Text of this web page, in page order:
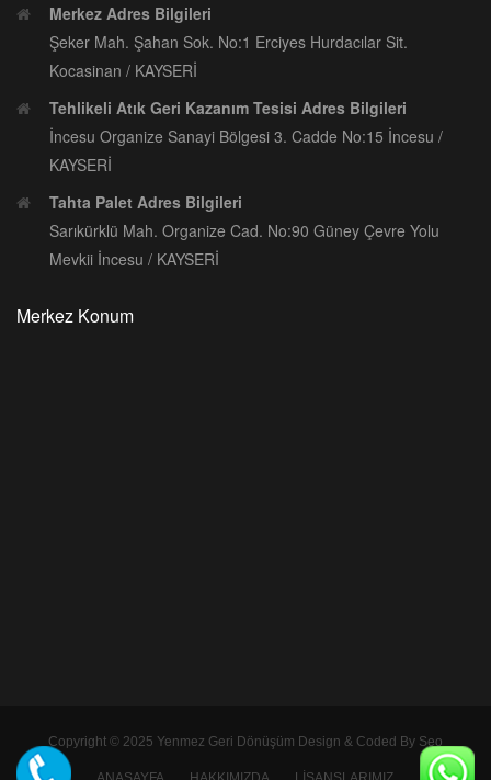
Merkez Adres Bilgileri
Şeker Mah. Şahan Sok. No:1 Erciyes Hurdacılar Sit.
Kocasinan / KAYSERİ
Tehlikeli Atık Geri Kazanım Tesisi Adres Bilgileri
İncesu Organize Sanayi Bölgesi 3. Cadde No:15 İncesu /
KAYSERİ
Tahta Palet Adres Bilgileri
Sarıkürklü Mah. Organize Cad. No:90 Güney Çevre Yolu
Mevkii İncesu / KAYSERİ
Merkez Konum
Copyright © 2025 Yenmez Geri Dönüşüm Design & Coded By Seo